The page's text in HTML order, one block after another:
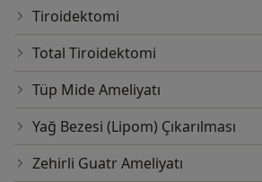
Tiroidektomi
Total Tiroidektomi
Tüp Mide Ameliyatı
Yağ Bezesi (Lipom) Çıkarılması
Zehirli Guatr Ameliyatı